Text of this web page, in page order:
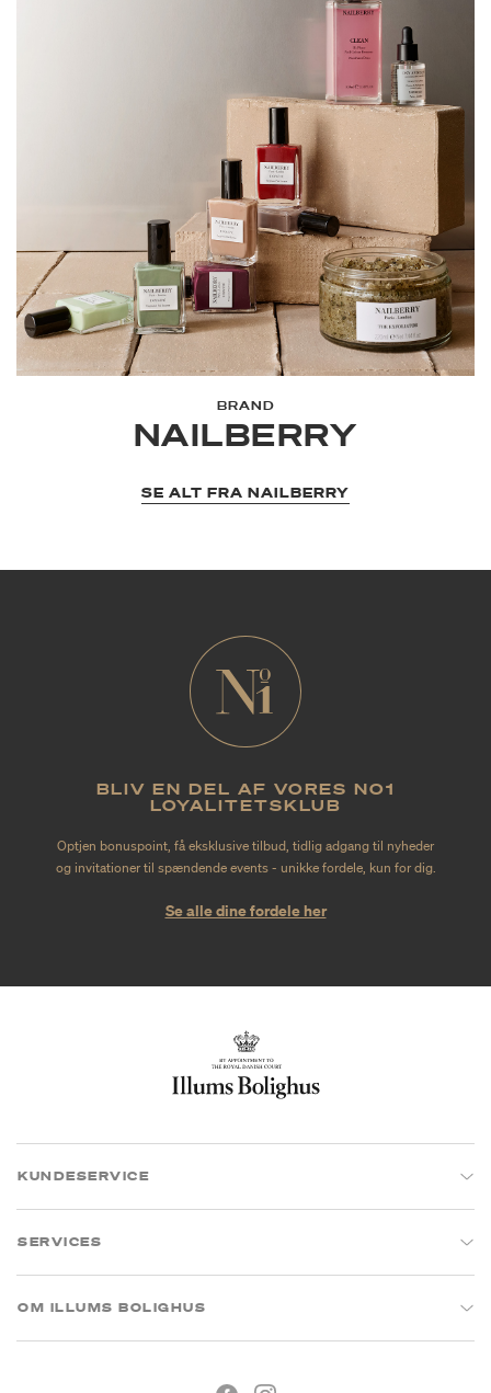
BRAND
NAILBERRY
SE ALT FRA NAILBERRY
BLIV EN DEL AF VORES NO1
LOYALITETSKLUB
Optjen bonuspoint, få eksklusive tilbud, tidlig adgang til nyheder
og invitationer til spændende events - unikke fordele, kun for dig.
Se alle dine fordele her
KUNDESERVICE
SERVICES
OM ILLUMS BOLIGHUS